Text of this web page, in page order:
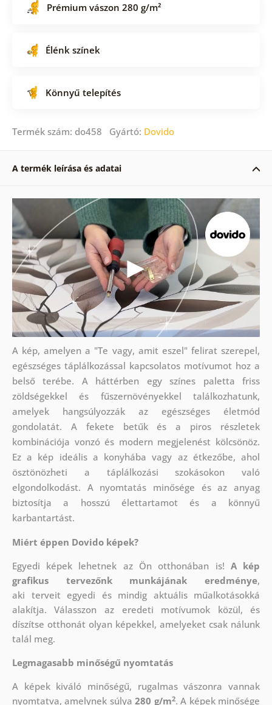
Prémium vászon 280 g/m²
Élénk színek
Könnyű telepítés
Termék szám: do458 Gyártó: Dovido
A termék leírása és adatai
A kép, amelyen a "Te vagy, amit eszel" felirat szerepel,
egészséges táplálkozással kapcsolatos motívumot hoz a
belső terébe. A háttérben egy színes paletta friss
zöldségekkel és fűszernövényekkel találkozhatunk,
amelyek hangsúlyozzák az egészséges életmód
gondolatát. A fekete betűk és a piros részletek
kombinációja vonzó és modern megjelenést kölcsönöz.
Ez a kép ideális a konyhába vagy az étkezőbe, ahol
ösztönözheti a táplálkozási szokásokon való
elgondolkodást. A nyomtatás minősége és az anyag
biztosítja a hosszú élettartamot és a könnyű
karbantartást.
Miért éppen Dovido képek?
Egyedi képek lehetnek az Ön otthonában is! A kép
grafikus tervezőnk munkájának eredménye,
aki terveit egyedi és mindig aktuális műalkotásokká
alakítja. Válasszon az eredeti motívumok közül, és
díszítse otthonát olyan képekkel, amelyeket csak nálunk
talál meg.
Legmagasabb minőségű nyomtatás
A képek kiváló minőségű, rugalmas vászonra vannak
nyomtatva, amelynek súlya280 g/m2. A képek minősége